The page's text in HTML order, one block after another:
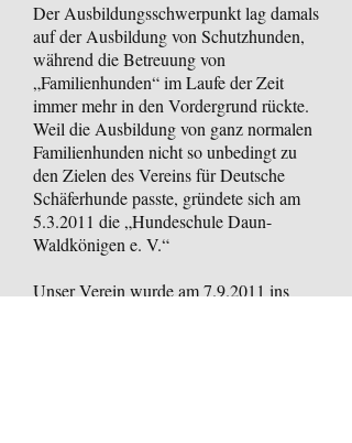
Der Ausbildungsschwerpunkt lag damals
auf der Ausbildung von Schutzhunden,
während die Betreuung von
„Familienhunden“ im Laufe der Zeit
immer mehr in den Vordergrund rückte.
Weil die Ausbildung von ganz normalen
Familienhunden nicht so unbedingt zu
den Zielen des Vereins für Deutsche
Schäferhunde passte, gründete sich am
5.3.2011 die „Hundeschule Daun-
Waldkönigen e. V.“
Unser Verein wurde am 7.9.2011 ins